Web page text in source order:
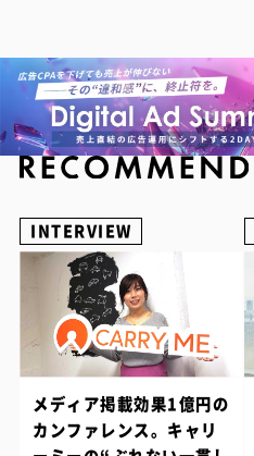
INTERVIEW
メディア掲載効果1億円の
カンファレンス。キャリ